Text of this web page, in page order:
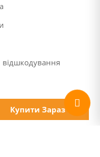
Купити Зараз